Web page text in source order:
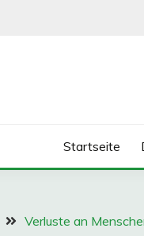
Startseite
Verluste an